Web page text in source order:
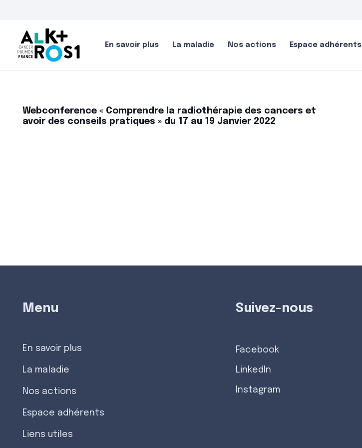
En savoir plus La maladie Nos actions Espace adhérents
Webconference « Comprendre la radiothérapie des cancers et
avoir des conseils pratiques » du 17 au 19 Janvier 2022
Menu
En savoir plus
La maladie
Nos actions
Espace adhérents
Liens utiles
Suivez-nous
Facebook
LinkedIn
Instagram